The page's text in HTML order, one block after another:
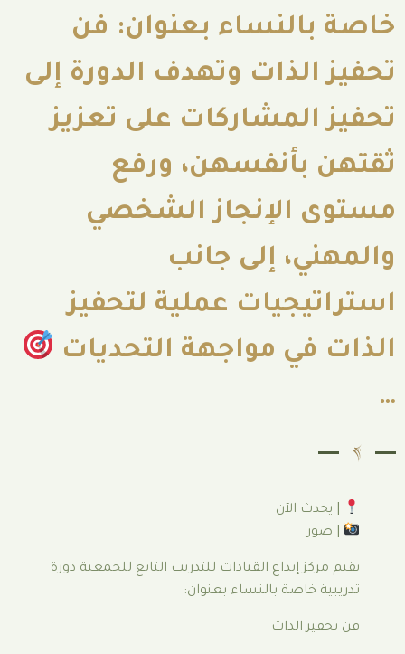
بعنوان: فن
وتهدف الدورة إلى
على تعزيز
ورفع
الشخصي
إلى جانب
عملية لتحفيز
مواجهة التحديات
إبداع القيادات للتدريب التابع للجمعية دورة
خاصة بالنساء بعنوان: